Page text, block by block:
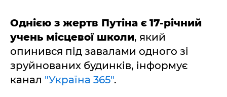
Однією з жертв Путіна є 17-річний
учень місцевої школи, який
опинився під завалами одного зі
зруйнованих будинків, інформує
канал "Україна 365".